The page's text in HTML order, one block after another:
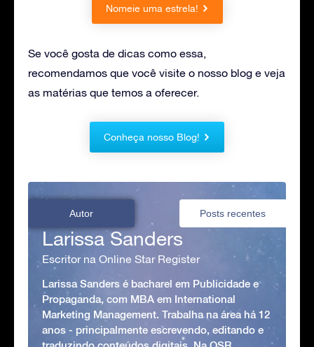
Nomeie uma estrela!
Se você gosta de dicas como essa,
recomendamos que você visite o nosso blog e veja
as matérias que temos a oferecer.
Conheça nosso Blog!
Autor Posts recentes
Larissa Sanders
Escritor na Online Star Register
Larissa Sanders é bacharel em Publicidade e
Propaganda, com MBA em International
Marketing Management. Trabalha na área há 12
anos - principalmente escrevendo, editando e